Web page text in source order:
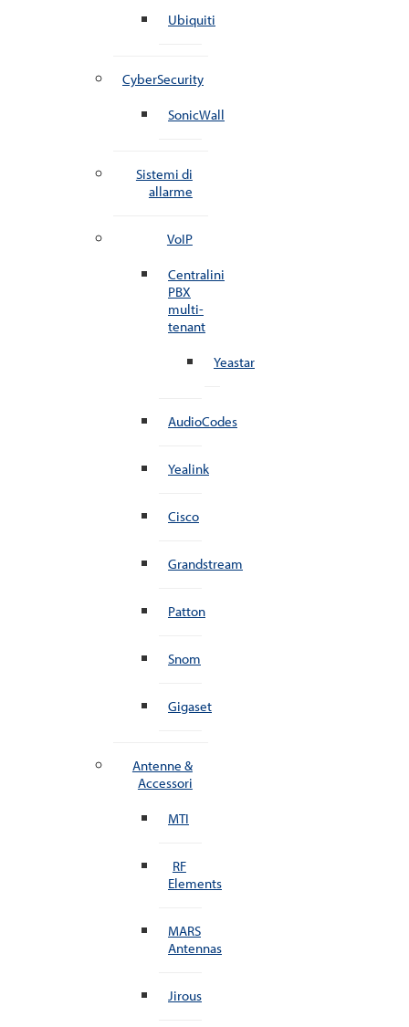
Ubiquiti
CyberSecurity
SonicWall
Sistemi di
allarme
VoIP
Centralini
PBX
multi-
tenant
Yeastar
AudioCodes
Yealink
Cisco
Grandstream
Patton
Snom
Gigaset
Antenne &
Accessori
MTI
RF
Elements
MARS
Antennas
Jirous